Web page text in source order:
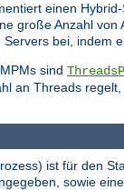
einen
große Anzahl
bei,
sind
an Threads
ist für den
sowie